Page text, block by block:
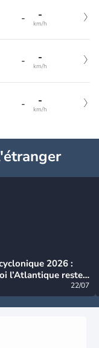
- -
km/h
- -
km/h
- -
km/h
2026 :
l’Atlantique reste
22/07